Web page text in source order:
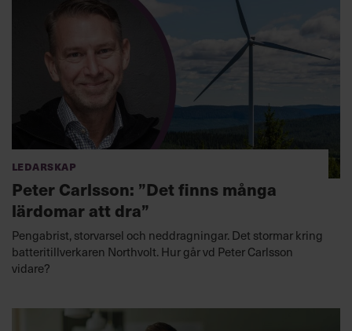
Ledarskap
Peter Carlsson: ”Det finns många
lärdomar att dra”
Pengabrist, storvarsel och neddragningar. Det stormar kring
batteritillverkaren Northvolt. Hur går vd Peter Carlsson
vidare?